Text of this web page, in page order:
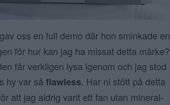
gav oss en full demo där hon sminkade en
för hur kan jag ha missat detta märke?
får verkligen lysa igenom och jag stod
hy var så flawless. Har ni stött på detta
att jag aldrig varit ett fan utan mineral-